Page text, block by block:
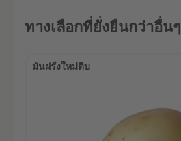
ทางเลือกที่ยั่งยืนกว่าอื่นๆ
มันฝรั่งใหม่ดิบ